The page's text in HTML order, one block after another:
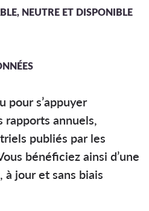
NEUTRE ET DISPONIBLE
pour s’appuyer
rapports annuels,
publiés par les
bénéficiez ainsi d’une
jour et sans biais